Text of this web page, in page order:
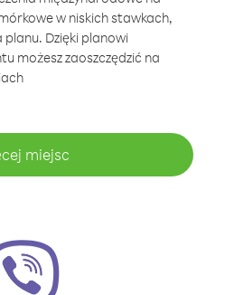
w niskich stawkach,
Dzięki planowi
możesz zaoszczędzić na
miejsc